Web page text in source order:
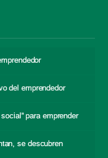
del emprendedor
para emprender
se descubren